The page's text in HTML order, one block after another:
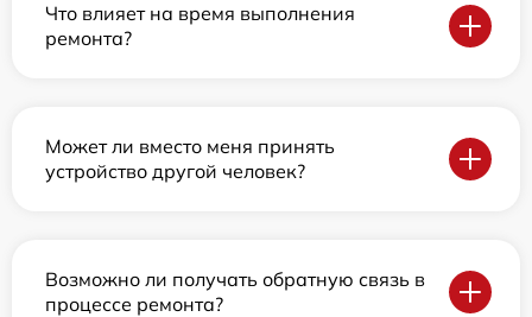
Что влияет на время выполнения
ремонта?
Может ли вместо меня принять
устройство другой человек?
Возможно ли получать обратную связь в
процессе ремонта?